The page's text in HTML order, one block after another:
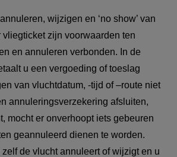
wijzigen en ‘no show’ van
zijn voorwaarden ten
en annuleren verbonden. In de
u een vergoeding of toeslag
van vluchtdatum, -tijd of –route niet
annuleringsverzekering afsluiten,
mocht er onverhoopt iets gebeuren
geannuleerd dienen te worden.
de vlucht annuleert of wijzigt en u